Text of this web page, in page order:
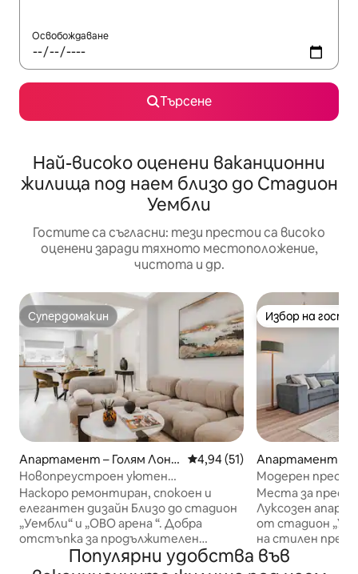
Освобождаване
Търсене
Най-високо оценени ваканционни
жилища под наем близо до Стадион
Уембли
Гостите са съгласни: тези престои са високо
оценени заради тяхното местоположение,
чистота и др.
Супердомакин
Супердомакин
Апартамент – Голям Лонд
он
Средна оценка: 4,94 от 5,
4,94 (51)
Новопреустроен уютен
апартамент с 2 спални в Уембли
Наскоро ремонтиран, спокоен и
елегантен дизайн Близо до стадион
„Уембли“ и „ОВО арена “. Добра
отстъпка за продължителен
престой. Приземен етаж. Двете
единични легла в Rm 2 могат да
Избор на
Избор на
Апартамент –
Модерен
5 минути до
места
Места за
Луксозен
от стадион „Уембли“
на стилен
апартамент,
на 5 минути
Популярни удобства във